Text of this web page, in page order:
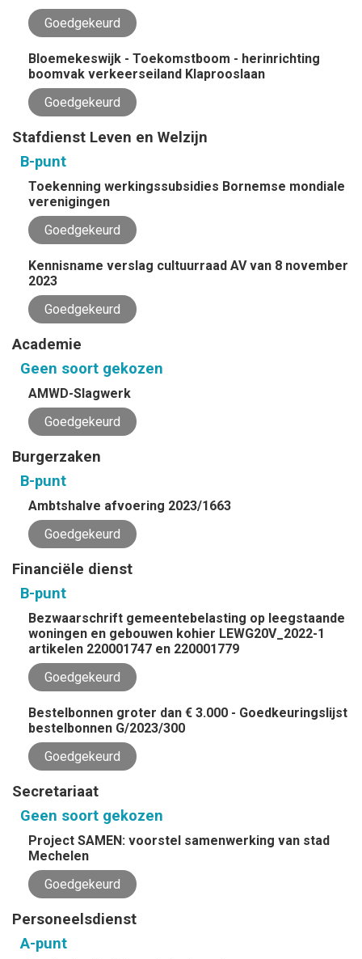
Goedgekeurd
Bloemekeswijk - Toekomstboom - herinrichting
boomvak verkeerseiland Klaprooslaan
Goedgekeurd
Stafdienst Leven en Welzijn
B-punt
Toekenning werkingssubsidies Bornemse mondiale
verenigingen
Goedgekeurd
Kennisname verslag cultuurraad AV van 8 november
2023
Goedgekeurd
Academie
Geen soort gekozen
AMWD-Slagwerk
Goedgekeurd
Burgerzaken
B-punt
Ambtshalve afvoering 2023/1663
Goedgekeurd
Financiële dienst
B-punt
Bezwaarschrift gemeentebelasting op leegstaande
woningen en gebouwen kohier LEWG20V_2022-1
artikelen 220001747 en 220001779
Goedgekeurd
Bestelbonnen groter dan € 3.000 - Goedkeuringslijst
bestelbonnen G/2023/300
Goedgekeurd
Secretariaat
Geen soort gekozen
Project SAMEN: voorstel samenwerking van stad
Mechelen
Goedgekeurd
Personeelsdienst
A-punt